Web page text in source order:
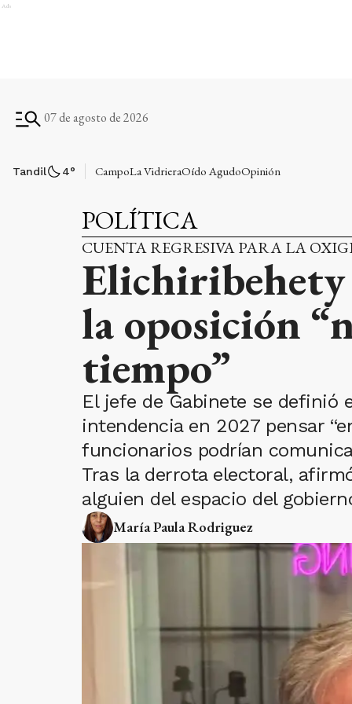
Ads
07 de agosto de 2026
Tandil 4° CampoLa VidrieraOído AgudoOpinión
POLÍTICA
CUENTA REGRESIVA PARA LA
Elichiribehety
la oposición
tiempo”
El jefe de Gabinete se definió
intendencia en 2027 pensar
funcionarios podrían
Tras la derrota electoral,
alguien del espacio del
María Paula Rodriguez